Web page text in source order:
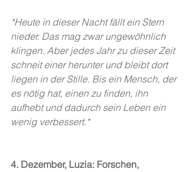
*Heute in dieser Nacht fällt ein Stern
nieder. Das mag zwar ungewöhnlich
klingen. Aber jedes Jahr zu dieser Zeit
schneit einer herunter und bleibt dort
liegen in der Stille. Bis ein Mensch, der
es nötig hat, einen zu finden, ihn
aufhebt und dadurch sein Leben ein
wenig verbessert.*
4. Dezember, Luzia: Forschen,